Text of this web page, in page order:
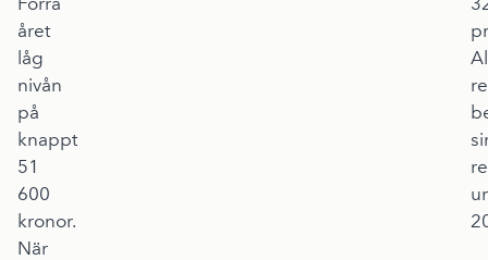
året
låg
nivån
på
knappt
51
600
kronor.
När